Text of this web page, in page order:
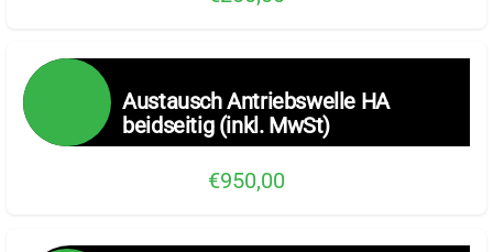
Austausch Antriebswelle HA
beidseitig (inkl. MwSt)
€950,00